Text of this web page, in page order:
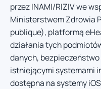
przez INAMI/RIZIV we
Ministerstwem Zdrowia
publique), platformą
działania tych
danych,
istniejącymi systemami
dostępna na systemy